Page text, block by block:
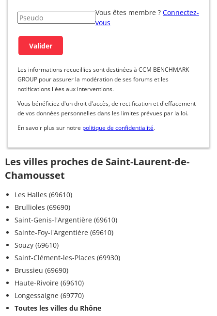
Vous êtes membre ? Connectez-
vous
Les informations recueillies sont destinées à CCM BENCHMARK
GROUP pour assurer la modération de ses forums et les
notifications liées aux interventions.
Vous bénéficiez d'un droit d'accès, de rectification et d'effacement
de vos données personnelles dans les limites prévues par la loi.
En savoir plus sur notre politique de confidentialité.
Les villes proches de Saint-Laurent-de-
Chamousset
Les Halles (69610)
Brullioles (69690)
Saint-Genis-l'Argentière (69610)
Sainte-Foy-l'Argentière (69610)
Souzy (69610)
Saint-Clément-les-Places (69930)
Brussieu (69690)
Haute-Rivoire (69610)
Longessaigne (69770)
Toutes les villes du Rhône